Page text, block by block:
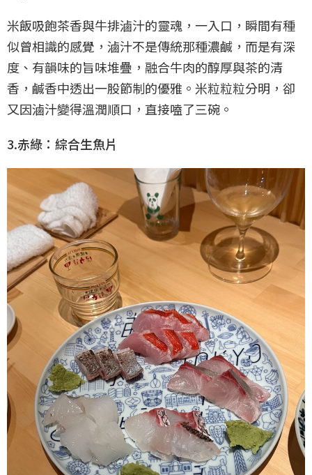
米飯吸飽茶香與牛排滷汁的靈魂，一入口，瞬間有種
似曾相識的感覺，滷汁不是傳統那種濃鹹，而是有深
度、有韻味的旨味堆疊，融合牛肉的醇厚與茶的清
香，鹹香中透出一股節制的優雅。米粒粒粒分明，卻
又因滷汁變得溫潤順口，直接嗑了三碗。
3.赤綠：綜合生魚片